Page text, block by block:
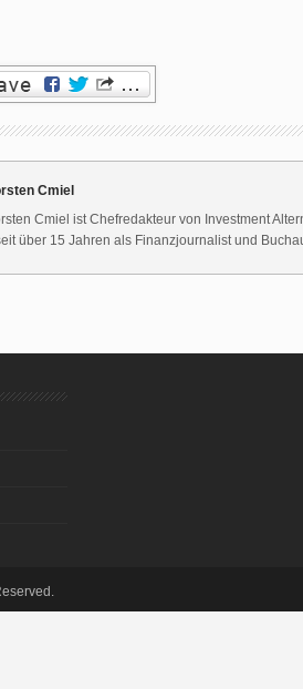
Cmiel
Cmiel ist Chefredakteur von Investment
über 15 Jahren als Finanzjournalist und